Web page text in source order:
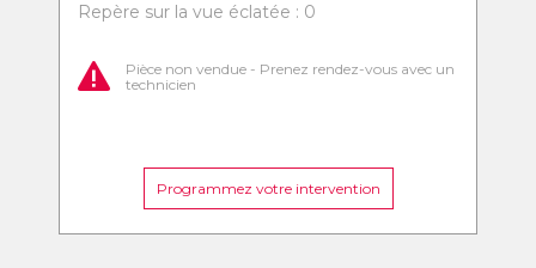
Repère sur la vue éclatée : 0
Pièce non vendue - Prenez rendez-vous avec un
technicien
Programmez votre intervention